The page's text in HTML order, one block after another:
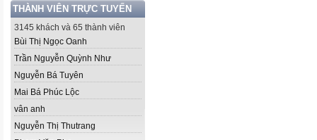
THÀNH VIÊN TRỰC TUYẾN
3145 khách và 65 thành viên
Bùi Thị Ngọc Oanh
Trần Nguyễn Quỳnh Như
Nguyễn Bá Tuyên
Mai Bá Phúc Lộc
vân anh
Nguyễn Thị Thutrang